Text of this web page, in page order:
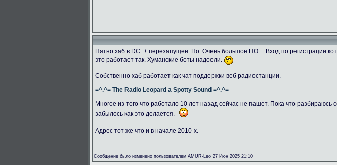
Пятно хаб в DC++ перезапущен. Но. Очень большое НО.... Вход по регистрации
это работает так. Хуманские боты надоели.
Собственно хаб работает как чат поддержки веб радиостанции.
=^.^= The Radio Leopard a Spotty Sound =^.^=
Многое из того что работало 10 лет назад сейчас не пашет. Пока что разбираюсь
забылось как это делается.
Адрес тот же что и в начале 2010-х.
Сообщение было изменено пользователем AMUR-Leo 27 Июн 2025 21:10